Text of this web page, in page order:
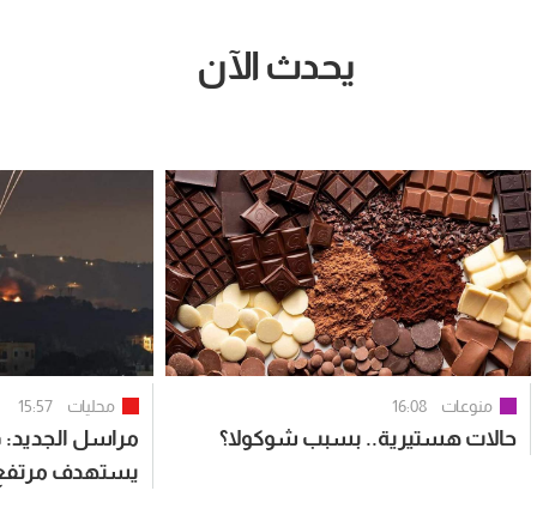
يحدث الآن
منوعات 16:08
حالات هستيرية.. بسبب شوكولا؟
محليات 15:57
مراسل
يستهدف